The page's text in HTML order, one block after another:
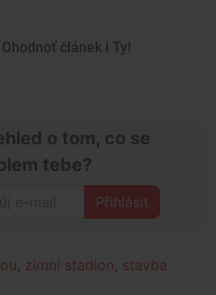
Ohodnoť článek i Ty!
o tom, co se
tebe?
Přihlásit
, zimní stadion, stavba